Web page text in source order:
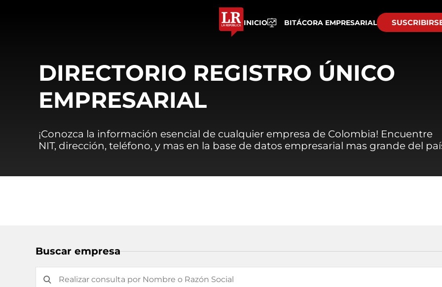
INICIO BITÁCORA EMPRESARIAL
DIRECTORIO REGISTRO ÚNICO
EMPRESARIAL
¡Conozca la información esencial de cualquier empresa de Colombia! Encuentre
NIT, dirección, teléfono, y mas en la base de datos empresarial mas grande del
Buscar empresa